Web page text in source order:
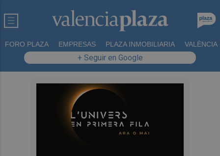
FORO PLAZA EMPRESAS PLAZA INMOBILIARIA VALÈNCIA
+ Seguir en Google